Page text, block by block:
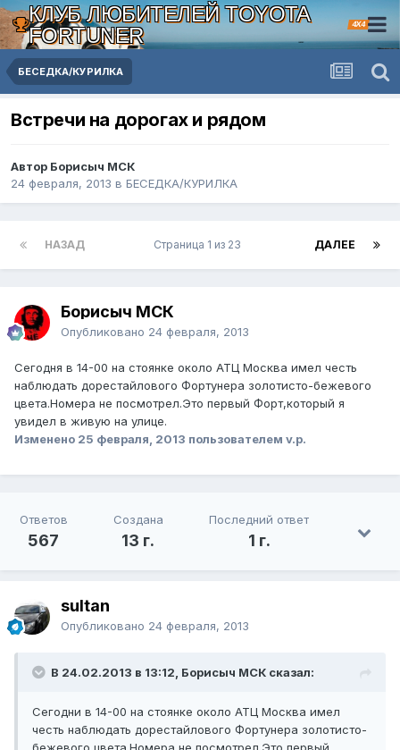
КЛУБ ЛЮБИТЕЛЕЙ TOYOTA
FORTUNER
4X4
БЕСЕДКА/КУРИЛКА
Встречи на дорогах и рядом
Автор Борисыч МСК
24 февраля, 2013 в БЕСЕДКА/КУРИЛКА
НАЗАД ДАЛЕЕ
Страница 1 из 23
Борисыч МСК
Опубликовано 24 февраля, 2013
Сегодня в 14-00 на стоянке около АТЦ Москва имел честь
наблюдать дорестайлового Фортунера золотисто-бежевого
цвета.Номера не посмотрел.Это первый Форт,который я
увидел в живую на улице.
Изменено 25 февраля, 2013 пользователем v.p.
Ответов
567
Создана
13 г.
Последний ответ
1 г.
sultan
Опубликовано 24 февраля, 2013
В 24.02.2013 в 13:12, Борисыч МСК сказал:
Сегодни в 14-00 на стоянке около АТЦ Москва имел
честь наблюдать дорестайлового Фортунера золотисто-